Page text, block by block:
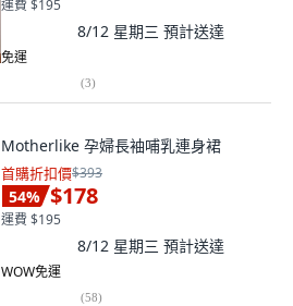
運費 $195
8/12 星期三 預計送達
免運
(3)
Motherlike 孕婦長袖哺乳連身裙
首購折扣價$393
54% $178
運費 $195
8/12 星期三 預計送達
WOW免運
(58)